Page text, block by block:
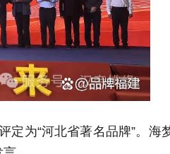
定为“河北省著名品牌”。海